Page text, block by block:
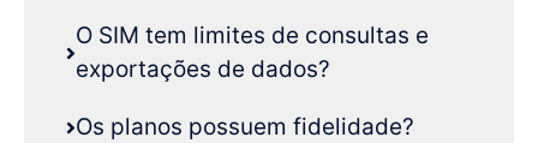
O SIM tem limites de consultas e
exportações de dados?
Os planos possuem fidelidade?